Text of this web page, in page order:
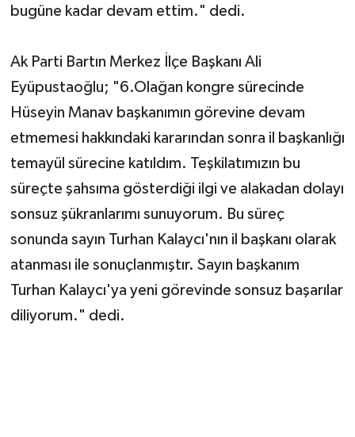
bugüne kadar devam ettim." dedi.
Ak Parti Bartın Merkez İlçe Başkanı Ali
Eyüpustaoğlu; "6.Olağan kongre sürecinde
Hüseyin Manav başkanımın görevine devam
etmemesi hakkındaki kararından sonra il başkanlığı
temayül sürecine katıldım. Teşkilatımızın bu
süreçte şahsıma gösterdiği ilgi ve alakadan dolayı
sonsuz şükranlarımı sunuyorum. Bu süreç
sonunda sayın Turhan Kalaycı'nın il başkanı olarak
atanması ile sonuçlanmıştır. Sayın başkanım
Turhan Kalaycı'ya yeni görevinde sonsuz başarılar
diliyorum." dedi.